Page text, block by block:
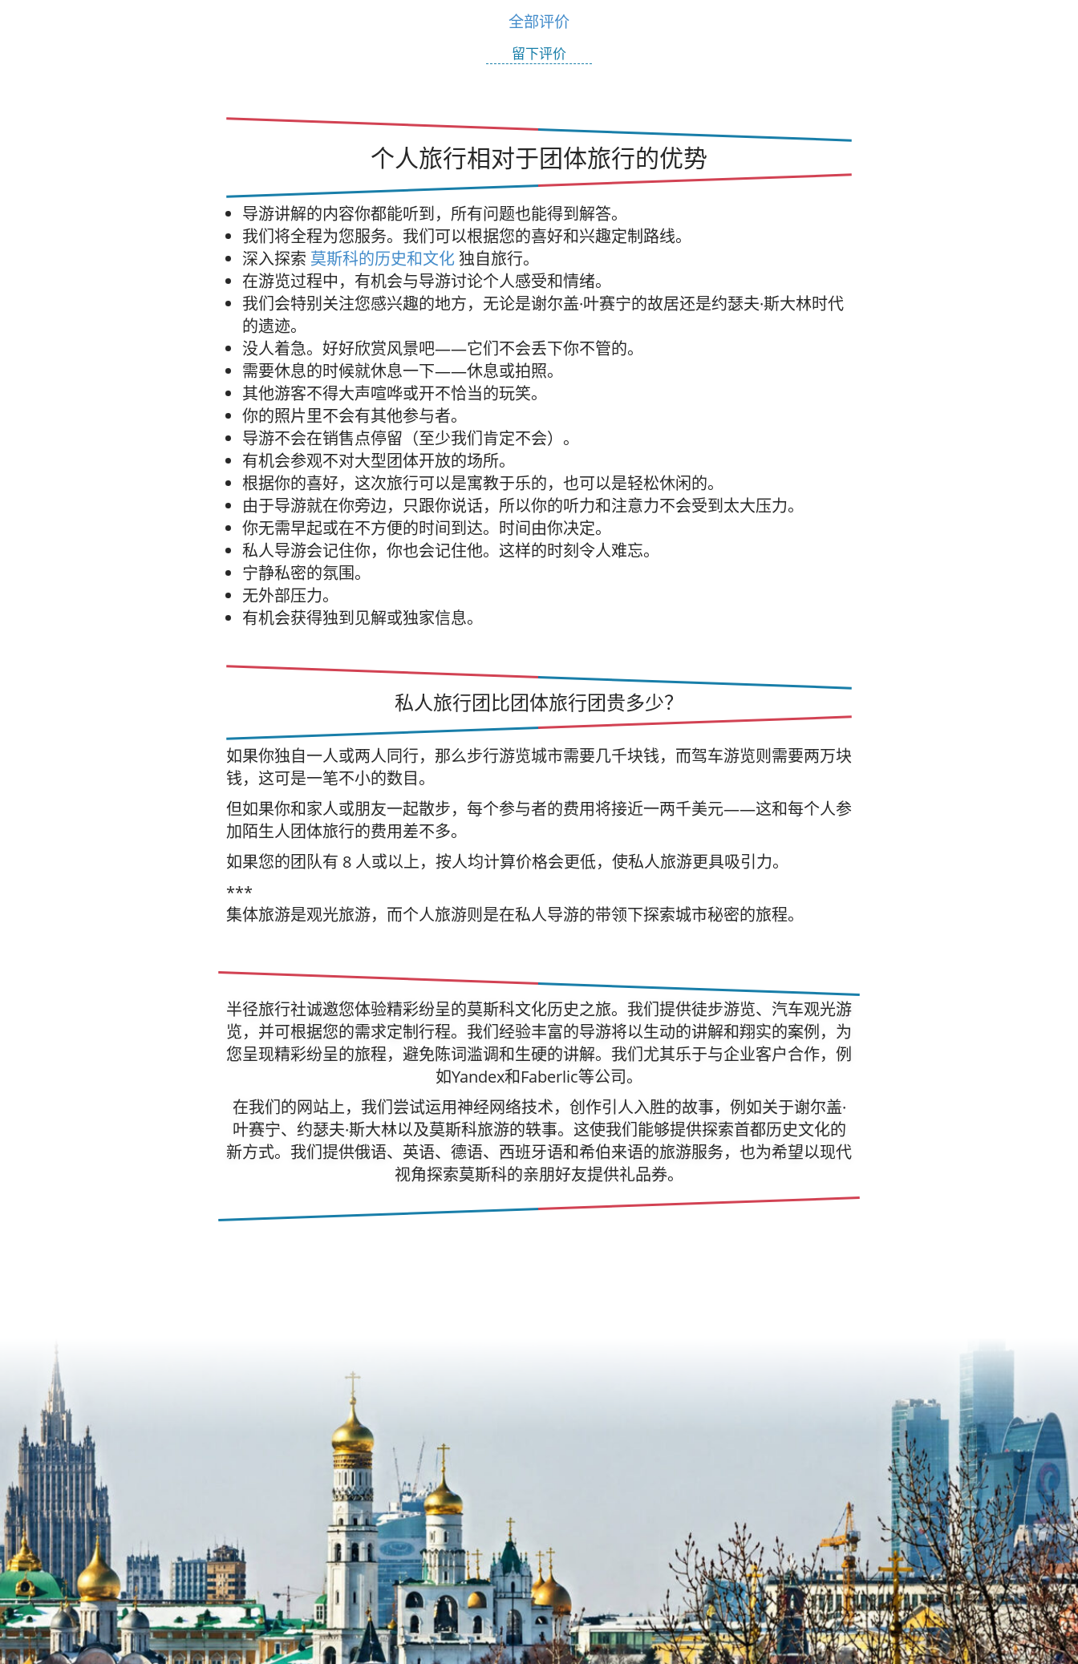
全部评价
留下评价
个人旅行相对于团体旅行的优势
导游讲解的内容你都能听到，所有问题也能得到解答。
我们将全程为您服务。我们可以根据您的喜好和兴趣定制路线。
深入探索 莫斯科的历史和文化 独自旅行。
在游览过程中，有机会与导游讨论个人感受和情绪。
我们会特别关注您感兴趣的地方，无论是谢尔盖·叶赛宁的故居还是约瑟夫·斯大林时代
的遗迹。
没人着急。好好欣赏风景吧——它们不会丢下你不管的。
需要休息的时候就休息一下——休息或拍照。
其他游客不得大声喧哗或开不恰当的玩笑。
你的照片里不会有其他参与者。
导游不会在销售点停留（至少我们肯定不会）。
有机会参观不对大型团体开放的场所。
根据你的喜好，这次旅行可以是寓教于乐的，也可以是轻松休闲的。
由于导游就在你旁边，只跟你说话，所以你的听力和注意力不会受到太大压力。
你无需早起或在不方便的时间到达。时间由你决定。
私人导游会记住你，你也会记住他。这样的时刻令人难忘。
宁静私密的氛围。
无外部压力。
有机会获得独到见解或独家信息。
私人旅行团比团体旅行团贵多少？
如果你独自一人或两人同行，那么步行游览城市需要几千块钱，而驾车游览则需要两万块
钱，这可是一笔不小的数目。
但如果你和家人或朋友一起散步，每个参与者的费用将接近一两千美元——这和每个人参
加陌生人团体旅行的费用差不多。
如果您的团队有 8 人或以上，按人均计算价格会更低，使私人旅游更具吸引力。
***
集体旅游是观光旅游，而个人旅游则是在私人导游的带领下探索城市秘密的旅程。
半径旅行社诚邀您体验精彩纷呈的莫斯科文化历史之旅。我们提供徒步游览、汽车观光游
览，并可根据您的需求定制行程。我们经验丰富的导游将以生动的讲解和翔实的案例，为
您呈现精彩纷呈的旅程，避免陈词滥调和生硬的讲解。我们尤其乐于与企业客户合作，例
如Yandex和Faberlic等公司。
在我们的网站上，我们尝试运用神经网络技术，创作引人入胜的故事，例如关于谢尔盖·
叶赛宁、约瑟夫·斯大林以及莫斯科旅游的轶事。这使我们能够提供探索首都历史文化的
新方式。我们提供俄语、英语、德语、西班牙语和希伯来语的旅游服务，也为希望以现代
视角探索莫斯科的亲朋好友提供礼品券。